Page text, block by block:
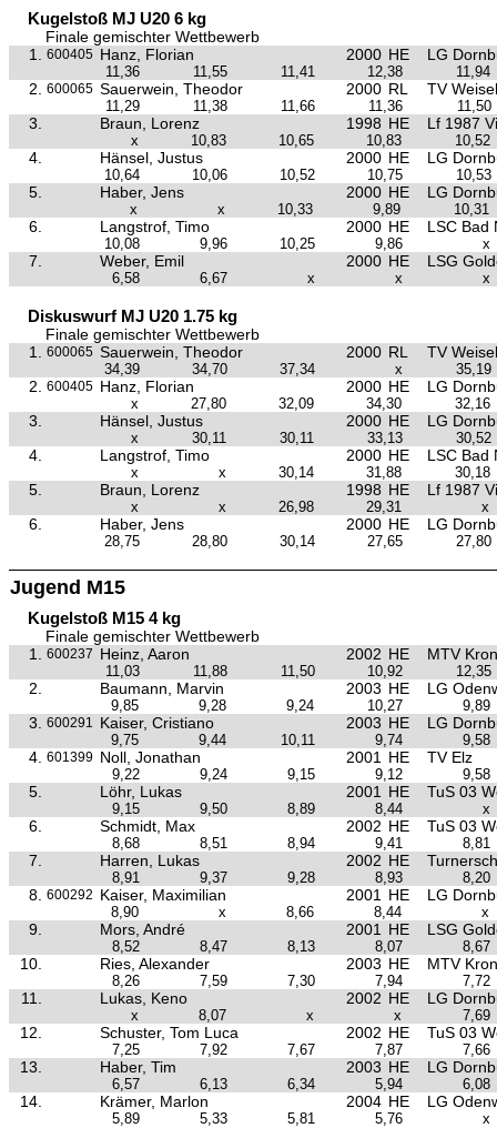
Kugelstoß MJ U20 6 kg
Finale gemischter Wettbewerb
1.
600405 Hanz, Florian 2000 HE LG
11,36 11,55 11,41 12,38 11,94
2. 600065 Sauerwein, Theodor 2000 RL TV Weisel
11,29 11,38 11,66 11,36 11,50
3. Braun, Lorenz 1998 HE Lf 1987
x 10,83 10,65 10,83 10,52
4. Hänsel, Justus 2000 HE LG
10,64 10,06 10,52 10,75 10,53
5. Haber, Jens 2000 HE LG
x x 10,33 9,89 10,31
6. Langstrof, Timo 2000 HE LSC Bad
10,08 9,96 10,25 9,86 x
7. Weber, Emil 2000 HE LSG
6,58 6,67 x x x
Diskuswurf MJ U20 1.75 kg
Finale gemischter Wettbewerb
1.
600065 Sauerwein, Theodor 2000 RL TV Weisel
34,39 34,70 37,34 x 35,19
2. 600405 Hanz, Florian 2000 HE LG
x 27,80 32,09 34,30 32,16
3. Hänsel, Justus 2000 HE LG
x 30,11 30,11 33,13 30,52
4. Langstrof, Timo 2000 HE LSC Bad
x x 30,14 31,88 30,18
5. Braun, Lorenz 1998 HE Lf 1987
x x 26,98 29,31 x
6. Haber, Jens 2000 HE LG
28,75 28,80 30,14 27,65 27,80
Jugend M15
Kugelstoß M15 4 kg
Finale gemischter Wettbewerb
1.
600237 Heinz, Aaron 2002 HE MTV
11,03 11,88 11,50 10,92 12,35
2. Baumann, Marvin 2003 HE LG
9,85 9,28 9,24 10,27 9,89
3. 600291 Kaiser, Cristiano 2003 HE LG
9,75 9,44 10,11 9,74 9,58
4. 601399 Noll, Jonathan 2001 HE TV Elz
9,22 9,24 9,15 9,12 9,58
5. Löhr, Lukas 2001 HE TuS 03
9,15 9,50 8,89 8,44 x
6. Schmidt, Max 2002 HE TuS 03
8,68 8,51 8,94 9,41 8,81
7. Harren, Lukas 2002 HE
8,91 9,37 9,28 8,93 8,20
8. 600292 Kaiser, Maximilian 2001 HE LG
8,90 x 8,66 8,44 x
9. Mors, André 2001 HE LSG
8,52 8,47 8,13 8,07 8,67
10. Ries, Alexander 2003 HE MTV
8,26 7,59 7,30 7,94 7,72
11. Lukas, Keno 2002 HE LG
x 8,07 x x 7,69
12. Schuster, Tom Luca 2002 HE TuS 03
7,25 7,92 7,67 7,87 7,66
13. Haber, Tim 2003 HE LG
6,57 6,13 6,34 5,94 6,08
14. Krämer, Marlon 2004 HE LG
5,89 5,33 5,81 5,76 x